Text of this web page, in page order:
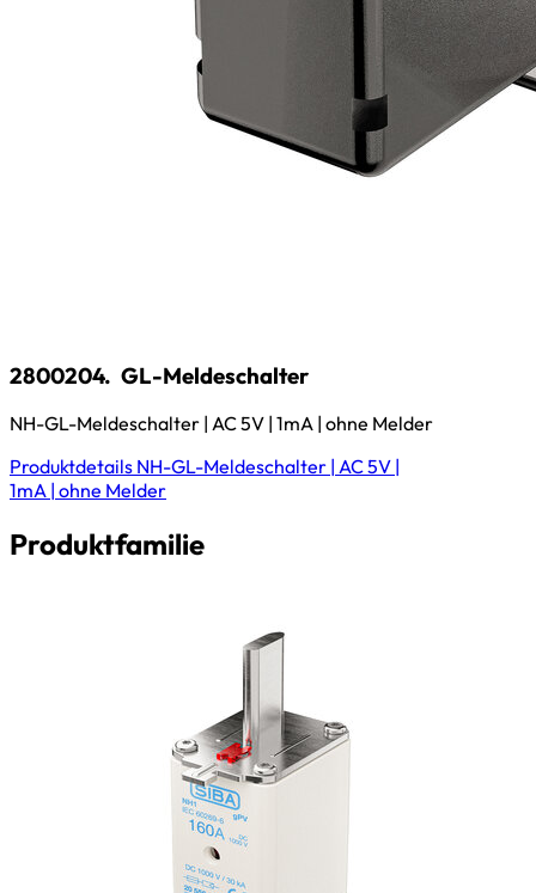
2800204. GL-Meldeschalter
NH-GL-Meldeschalter | AC 5V | 1mA | ohne Melder
Produktdetails NH-GL-Meldeschalter | AC 5V |
1mA | ohne Melder
Produktfamilie